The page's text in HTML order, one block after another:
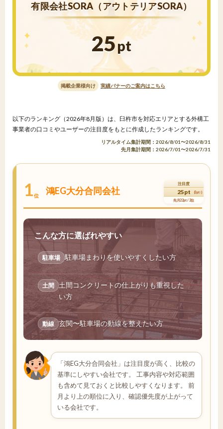
有限会社SORA（アウトテリアSORA）
25pt
掲載企業様向け 実績バナーのご案内はこちら
以下のランキング（2026年8月版）は、臼杵市を対応エリアとする外構工
事業者の口コミやユーザーの注目度をもとに作成したランキングです。
リアルタイム集計期間：2026/8/01〜2026/8/31
先月集計期間：2026/7/01〜2026/7/31
1位 鴻EG大分合同会社
注目度
25pt (3pt↑)
先月22pt / 2位
こんな方に選ばれやすい
駐車場 駐車場まわりを使いやすくしたい方
土間
土間コンクリートの仕上がりも重視した
い方
動線 玄関〜駐車場の動線を整えたい方
「鴻EG大分合同会社」は注目度が高く、比較の
基準にしやすい会社です。 工事内容や対応範囲
も含めて見ておくと比較しやすくなります。 前
月より上の順位に入り、確認優先度が上がって
いる会社です。